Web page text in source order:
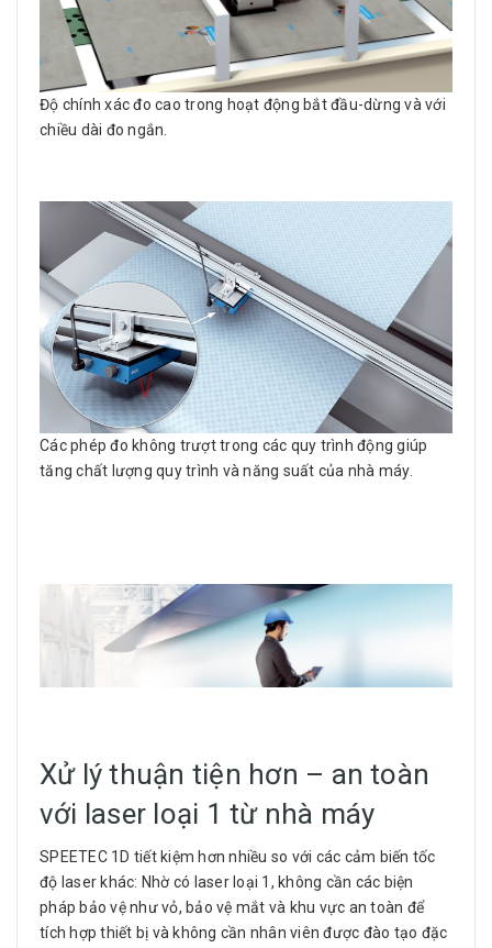
Độ chính xác đo cao trong hoạt động bắt đầu-dừng và với
chiều dài đo ngắn.
Các phép đo không trượt trong các quy trình động giúp
tăng chất lượng quy trình và năng suất của nhà máy.
Xử lý thuận tiện hơn – an toàn
với laser loại 1 từ nhà máy
SPEETEC 1D tiết kiệm hơn nhiều so với các cảm biến tốc
độ laser khác: Nhờ có laser loại 1, không cần các biện
pháp bảo vệ như vỏ, bảo vệ mắt và khu vực an toàn để
tích hợp thiết bị và không cần nhân viên được đào tạo đặc